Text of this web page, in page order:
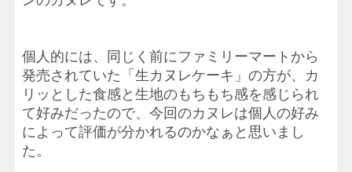
個人的には、同じく前にファミリーマートから
発売されていた「生カヌレケーキ」の方が、カ
リッとした食感と生地のもちもち感を感じられ
て好みだったので、今回のカヌレは個人の好み
によって評価が分かれるのかなぁと思いまし
た。